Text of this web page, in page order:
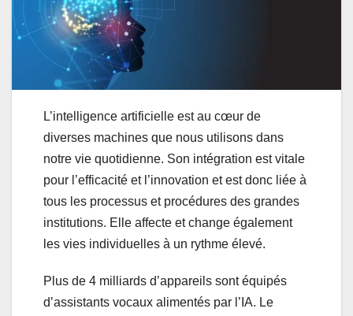
L’intelligence artificielle est au cœur de
diverses machines que nous utilisons dans
notre vie quotidienne. Son intégration est vitale
pour l’efficacité et l’innovation et est donc liée à
tous les processus et procédures des grandes
institutions. Elle affecte et change également
les vies individuelles à un rythme élevé.
Plus de 4 milliards d’appareils sont équipés
d’assistants vocaux alimentés par l’IA. Le